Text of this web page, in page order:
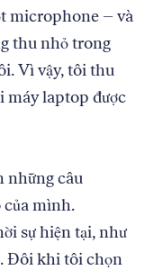
microphone – và
thu nhỏ trong
Vì vậy, tôi thu
máy laptop được
những câu
của mình.
sự hiện tại, như
Đôi khi tôi chọn